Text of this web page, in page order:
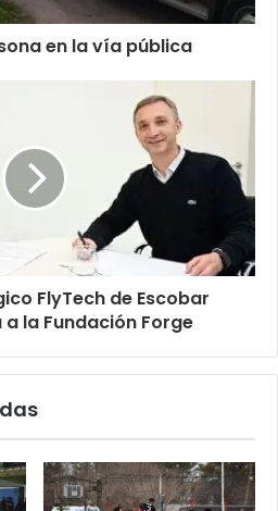
en la vía pública
FlyTech de Escobar
la Fundación Forge